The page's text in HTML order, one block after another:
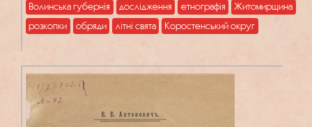
Волинська губернія дослідження етнографія
Житомирщина
розкопки
обряди літні свята Коростенський округ